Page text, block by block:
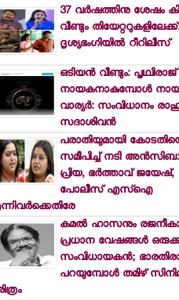
37 വര്‍ഷത്തിനു ശേഷം
വീണ്ടും
ദൃശ്യഭംഗിയില്‍ റീറിലീസ്
ഒടിയന്‍ വീണ്ടും: പൃഥ്വിരാജ്
നായകനാകുമ്പോള്‍
വാര്യര്‍: സംവിധാനം
സദാശിവന്‍
പരാതിയുമായി
സമീപിച്ച് നടി അന്‍സിബ:
പ്രിയ, ഭര്‍ത്താവ് ജയേഷ്,
പോലീസ് എസ്‌ഐ
കമല്‍ ഹാസനും
പ്രധാന വേഷങ്ങള്‍
സംവിധായകന്‍;
പറയുമ്പോള്‍ തമിഴ്